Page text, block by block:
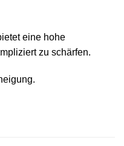
eine hohe
zu schärfen.